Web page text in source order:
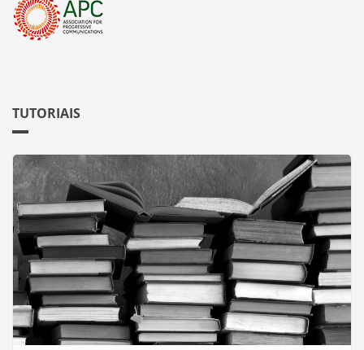
TUTORIAIS